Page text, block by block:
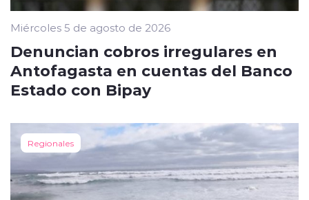
Miércoles 5 de agosto de 2026
Denuncian cobros irregulares en
Antofagasta en cuentas del Banco
Estado con Bipay
Regionales